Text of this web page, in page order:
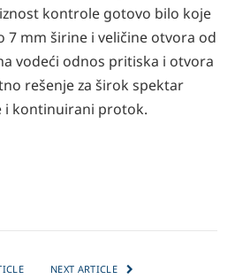
kontrole gotovo bilo koje
7 mm širine i veličine otvora od
vodeći odnos pritiska i otvora
rešenje za širok spektar
i kontinuirani protok.
NEXT ARTICLE